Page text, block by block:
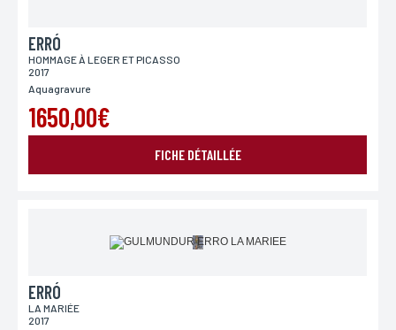
ERRÓ
HOMMAGE À LEGER ET PICASSO
2017
Aquagravure
1650,00€
FICHE DÉTAILLÉE
ERRÓ
LA MARIÉE
2017